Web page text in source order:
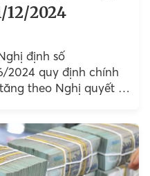
12/2024
định số
2024 quy định chính
theo Nghị quyết số